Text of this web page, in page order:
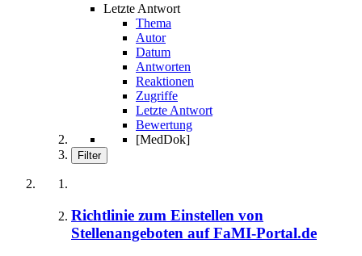
Letzte Antwort
Thema
Autor
Datum
Antworten
Reaktionen
Zugriffe
Letzte Antwort
Bewertung
[MedDok]
Filter
Richtlinie zum Einstellen von
Stellenangeboten auf FaMI-Portal.de